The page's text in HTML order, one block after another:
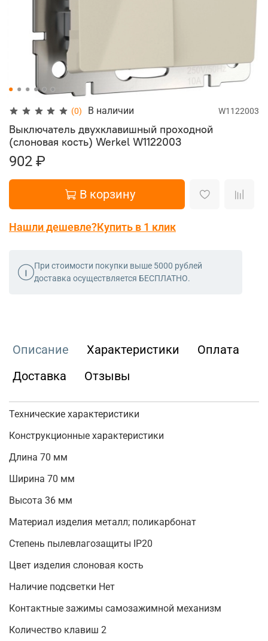
(0) В наличии W1122003
Выключатель двухклавишный проходной
(слоновая кость) Werkel W1122003
902 ₽
В корзину
Нашли дешевле?Купить в 1 клик
При стоимости покупки выше 5000 рублей
доставка осуществляется БЕСПЛАТНО.
Описание Характеристики
Оплата
Доставка
Отзывы
Технические характеристики
Конструкционные характеристики
Длина 70 мм
Ширина 70 мм
Высота 36 мм
Материал изделия металл; поликарбонат
Степень пылевлагозащиты IP20
Цвет изделия слоновая кость
Наличие подсветки Нет
Контактные зажимы самозажимной механизм
Количество клавиш 2